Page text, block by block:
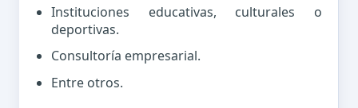
Instituciones educativas, culturales o
deportivas.
Consultoría empresarial.
Entre otros.